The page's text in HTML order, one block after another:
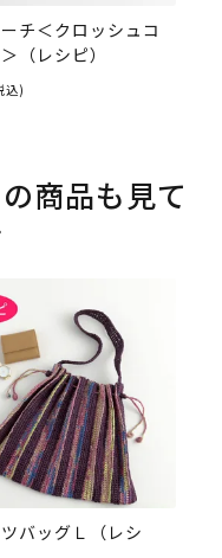
チ＜クロッシュコ
（レシピ）
込)
商品も見て
バッグＬ（レシ